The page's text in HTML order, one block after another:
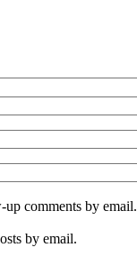
comments by email.
by email.